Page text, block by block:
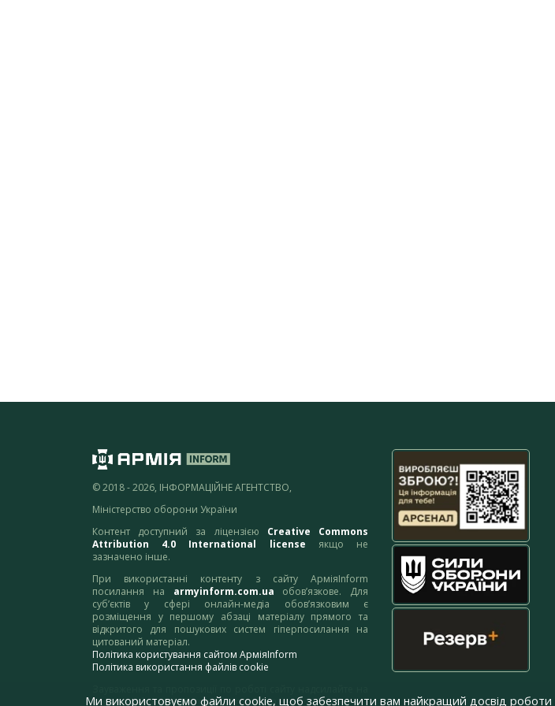
© 2018 - 2026, ІНФОРМАЦІЙНЕ АГЕНТСТВО,
Міністерство оборони України
Контент доступний за ліцензією Creative Commons
Attribution 4.0 International license якщо не
зазначено інше.
При використанні контенту з сайту АрміяInform
посилання на armyinform.com.ua обов’язкове. Для
суб’єктів у сфері онлайн-медіа обов’язковим є
розміщення у першому абзаці матеріалу прямого та
відкритого для пошукових систем гіперпосилання на
цитований матеріал.
Політика користування сайтом АрміяInform
Політика використання файлів cookie
адресу:webmaster@armyinform.com.ua
Ми використовуємо файли cookie, щоб забезпечити вам найкращий досвід